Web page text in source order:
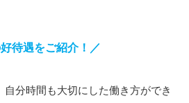
待遇をご紹介！／
自分時間も大切にした働き方ができ